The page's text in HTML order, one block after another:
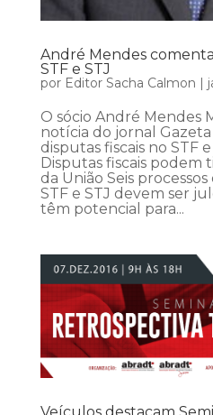
André Mendes
STF e STJ
por Editor Sacha Calmon
O sócio André Mendes
notícia do jornal
disputas fiscais no STF
Disputas fiscais podem
da União Seis
STF e STJ devem ser
têm potencial para...